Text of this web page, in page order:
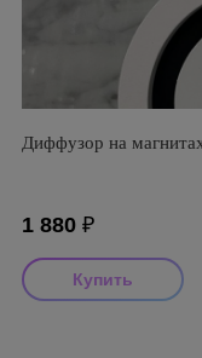
Диффузор на
1 880 ₽